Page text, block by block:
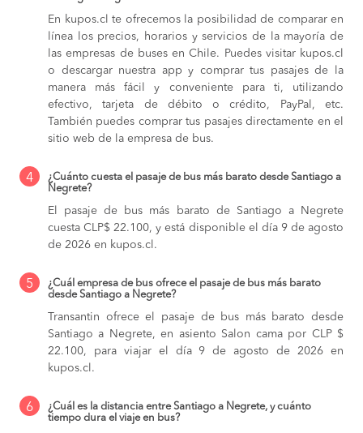
En kupos.cl te ofrecemos la posibilidad de comparar en
línea los precios, horarios y servicios de la mayoría de
las empresas de buses en Chile. Puedes visitar kupos.cl
o descargar nuestra app y comprar tus pasajes de la
manera más fácil y conveniente para ti, utilizando
efectivo, tarjeta de débito o crédito, PayPal, etc.
También puedes comprar tus pasajes directamente en el
sitio web de la empresa de bus.
4
¿Cuánto cuesta el pasaje de bus más barato desde Santiago a
Negrete?
El pasaje de bus más barato de Santiago a Negrete
cuesta CLP$ 22.100, y está disponible el día 9 de agosto
de 2026 en kupos.cl.
5
¿Cuál empresa de bus ofrece el pasaje de bus más barato
desde Santiago a Negrete?
Transantin ofrece el pasaje de bus más barato desde
Santiago a Negrete, en asiento Salon cama por CLP $
22.100, para viajar el día 9 de agosto de 2026 en
kupos.cl.
6
¿Cuál es la distancia entre Santiago a Negrete, y cuánto
tiempo dura el viaje en bus?